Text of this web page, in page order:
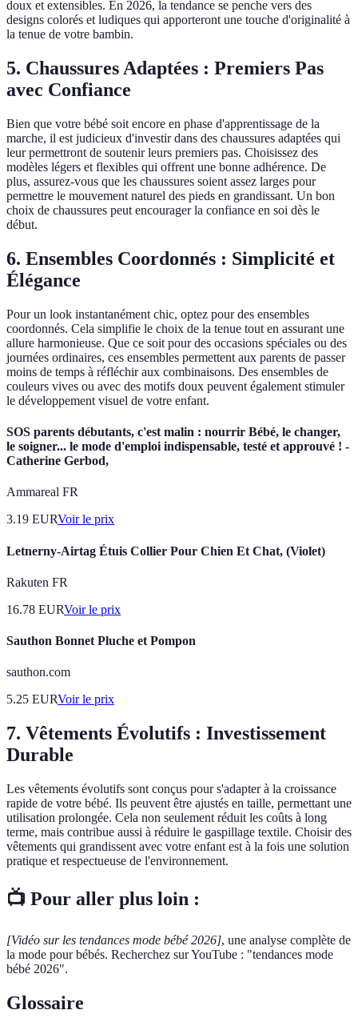
doux et extensibles. En 2026, la tendance se penche vers des
designs colorés et ludiques qui apporteront une touche d'originalité à
la tenue de votre bambin.
5. Chaussures Adaptées : Premiers Pas
avec Confiance
Bien que votre bébé soit encore en phase d'apprentissage de la
marche, il est judicieux d'investir dans des chaussures adaptées qui
leur permettront de soutenir leurs premiers pas. Choisissez des
modèles légers et flexibles qui offrent une bonne adhérence. De
plus, assurez-vous que les chaussures soient assez larges pour
permettre le mouvement naturel des pieds en grandissant. Un bon
choix de chaussures peut encourager la confiance en soi dès le
début.
6. Ensembles Coordonnés : Simplicité et
Élégance
Pour un look instantanément chic, optez pour des ensembles
coordonnés. Cela simplifie le choix de la tenue tout en assurant une
allure harmonieuse. Que ce soit pour des occasions spéciales ou des
journées ordinaires, ces ensembles permettent aux parents de passer
moins de temps à réfléchir aux combinaisons. Des ensembles de
couleurs vives ou avec des motifs doux peuvent également stimuler
le développement visuel de votre enfant.
SOS parents débutants, c'est malin : nourrir Bébé, le changer,
le soigner... le mode d'emploi indispensable, testé et approuvé ! -
Catherine Gerbod,
Ammareal FR
3.19 EURVoir le prix
Letnerny-Airtag Étuis Collier Pour Chien Et Chat, (Violet)
Rakuten FR
16.78 EURVoir le prix
Sauthon Bonnet Pluche et Pompon
sauthon.com
5.25 EURVoir le prix
7. Vêtements Évolutifs : Investissement
Durable
Les vêtements évolutifs sont conçus pour s'adapter à la croissance
rapide de votre bébé. Ils peuvent être ajustés en taille, permettant une
utilisation prolongée. Cela non seulement réduit les coûts à long
terme, mais contribue aussi à réduire le gaspillage textile. Choisir des
vêtements qui grandissent avec votre enfant est à la fois une solution
pratique et respectueuse de l'environnement.
📺 Pour aller plus loin :
[Vidéo sur les tendances mode bébé 2026], une analyse complète de
la mode pour bébés. Recherchez sur YouTube : "tendances mode
bébé 2026".
Glossaire